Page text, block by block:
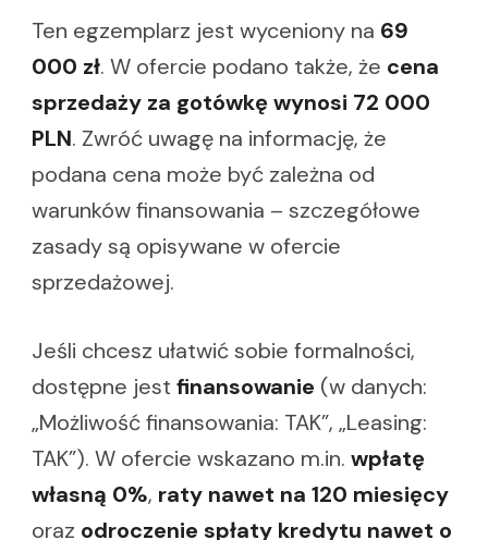
Ten egzemplarz jest wyceniony na 69
000 zł. W ofercie podano także, że cena
sprzedaży za gotówkę wynosi 72 000
PLN. Zwróć uwagę na informację, że
podana cena może być zależna od
warunków finansowania – szczegółowe
zasady są opisywane w ofercie
sprzedażowej.
Jeśli chcesz ułatwić sobie formalności,
dostępne jest finansowanie (w danych:
„Możliwość finansowania: TAK”, „Leasing:
TAK”). W ofercie wskazano m.in. wpłatę
własną 0%, raty nawet na 120 miesięcy
oraz odroczenie spłaty kredytu nawet o